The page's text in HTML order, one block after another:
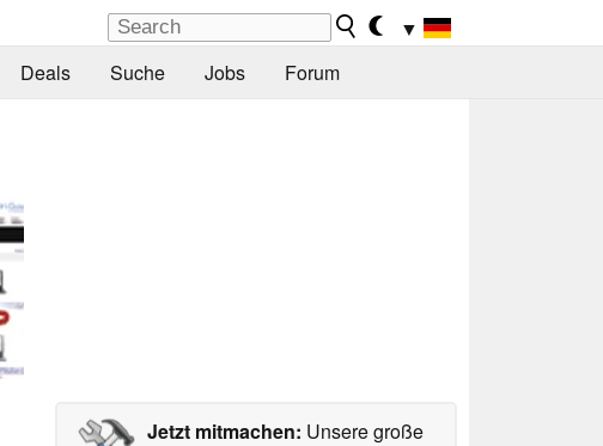
▼
Deals Suche Jobs Forum
Jetzt mitmachen: Unsere große